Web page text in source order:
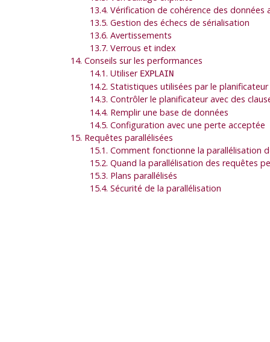
13.4. Vérification de cohérence des données
13.5. Gestion des échecs de sérialisation
13.6. Avertissements
13.7. Verrous et index
14. Conseils sur les performances
14.1. Utiliser EXPLAIN
14.2. Statistiques utilisées par le planificateur
14.3. Contrôler le planificateur avec des
14.4. Remplir une base de données
14.5. Configuration avec une perte acceptée
15. Requêtes parallélisées
15.1. Comment fonctionne la parallélisation
15.2. Quand la parallélisation des requêtes
15.3. Plans parallélisés
15.4. Sécurité de la parallélisation